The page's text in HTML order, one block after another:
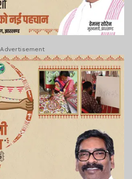
Advertisement